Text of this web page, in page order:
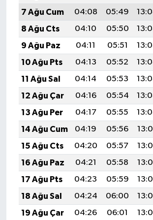
7 Ağu Cum
04:08 05:49
8 Ağu Cts
04:10 05:50
9 Ağu Paz
04:11 05:51
10 Ağu Pts
04:13 05:52
11 Ağu Sal
04:14 05:53
12 Ağu Çar
04:16 05:54
13 Ağu Per
04:17 05:55
14 Ağu Cum
04:19 05:56
15 Ağu Cts
04:20 05:57
16 Ağu Paz
04:21 05:58
17 Ağu Pts
04:23 05:59
18 Ağu Sal
04:24 06:00
19 Ağu Çar
04:26 06:01